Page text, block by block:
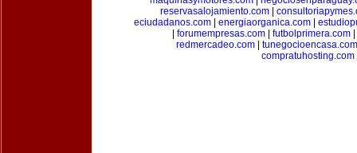
reservasalojamiento.com
eciudadanos.com| energiaorganica.com|
forumempresas.com futbolprimera.com
redmercadeo.com| tunegocioencasa.com
compratuhosting.com